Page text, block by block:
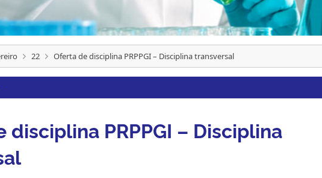
22 Oferta de disciplina PRPPGI – Disciplina transversal
disciplina PRPPGI – Disciplina